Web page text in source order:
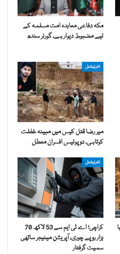
مکہ دفاعی معاہدہ امت مسلمہ کے
لیے مضبوط دیوار ہے، گورنر سندھ
انٹرنیشنل
میر رضا قتل کیس میں مبینہ غفلت
کوتاہی، دو پولیس افسران معطل
انٹرنیشنل
کراچی؛ اے ٹی ایم سے 53 لاکھ 70
ہزار روپے چوری، آپریشن مینیجر ساتھی
سمیت گرفتار